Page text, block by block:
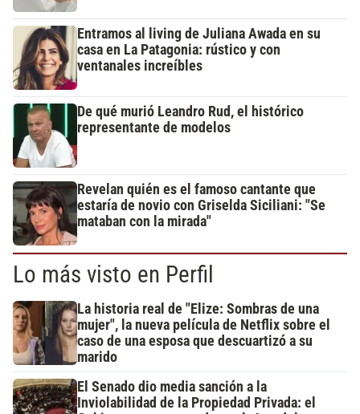
Entramos al living de Juliana Awada en su
casa en La Patagonia: rústico y con
ventanales increíbles
De qué murió Leandro Rud, el histórico
representante de modelos
Revelan quién es el famoso cantante que
estaría de novio con Griselda Siciliani: "Se
mataban con la mirada"
Lo más visto en Perfil
La historia real de "Elize: Sombras de una
mujer", la nueva película de Netflix sobre el
caso de una esposa que descuartizó a su
marido
El Senado dio media sanción a la
Inviolabilidad de la Propiedad Privada: el